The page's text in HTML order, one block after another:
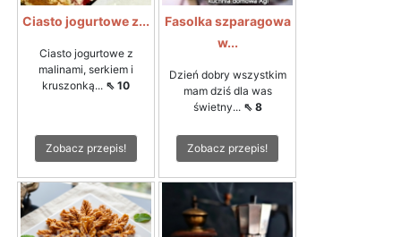
Ciasto jogurtowe z...
Ciasto jogurtowe z
malinami, serkiem i
kruszonką... ⇖ 10
Zobacz przepis!
Fasolka szparagowa
w...
Dzień dobry wszystkim
mam dziś dla was
świetny... ⇖ 8
Zobacz przepis!